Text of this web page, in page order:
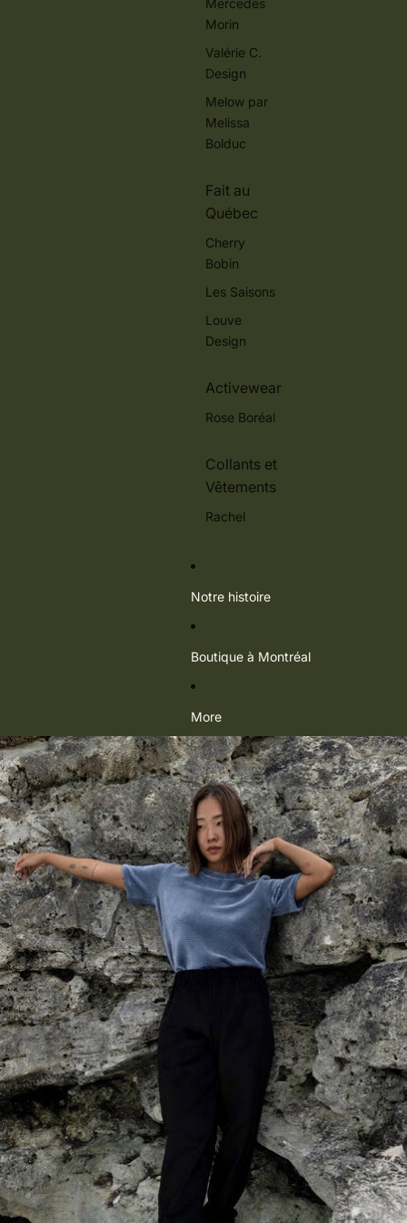
Mercedes
Morin
Valérie C.
Design
Melow par
Melissa
Bolduc
Fait au
Québec
Cherry
Bobin
Les Saisons
Louve
Design
Activewear
Rose Boréal
Collants et
Vêtements
Rachel
Notre histoire
Boutique à Montréal
More
Passer aux informations sur le produit